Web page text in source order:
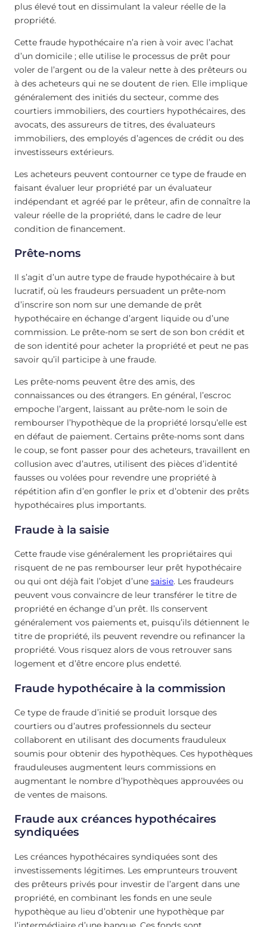
plus élevé tout en dissimulant la valeur réelle de la
propriété.
Cette fraude hypothécaire n’a rien à voir avec l’achat
d’un domicile ; elle utilise le processus de prêt pour
voler de l’argent ou de la valeur nette à des prêteurs ou
à des acheteurs qui ne se doutent de rien. Elle implique
généralement des initiés du secteur, comme des
courtiers immobiliers, des courtiers hypothécaires, des
avocats, des assureurs de titres, des évaluateurs
immobiliers, des employés d’agences de crédit ou des
investisseurs extérieurs.
Les acheteurs peuvent contourner ce type de fraude en
faisant évaluer leur propriété par un évaluateur
indépendant et agréé par le prêteur, afin de connaître la
valeur réelle de la propriété, dans le cadre de leur
condition de financement.
Prête-noms
Il s’agit d’un autre type de fraude hypothécaire à but
lucratif, où les fraudeurs persuadent un prête-nom
d’inscrire son nom sur une demande de prêt
hypothécaire en échange d’argent liquide ou d’une
commission. Le prête-nom se sert de son bon crédit et
de son identité pour acheter la propriété et peut ne pas
savoir qu’il participe à une fraude.
Les prête-noms peuvent être des amis, des
connaissances ou des étrangers. En général, l’escroc
empoche l’argent, laissant au prête-nom le soin de
rembourser l’hypothèque de la propriété lorsqu’elle est
en défaut de paiement. Certains prête-noms sont dans
le coup, se font passer pour des acheteurs, travaillent en
collusion avec d’autres, utilisent des pièces d’identité
fausses ou volées pour revendre une propriété à
répétition afin d’en gonfler le prix et d’obtenir des prêts
hypothécaires plus importants.
Fraude à la saisie
Cette fraude vise généralement les propriétaires qui
risquent de ne pas rembourser leur prêt hypothécaire
ou qui ont déjà fait l’objet d’une saisie. Les fraudeurs
peuvent vous convaincre de leur transférer le titre de
propriété en échange d’un prêt. Ils conservent
généralement vos paiements et, puisqu’ils détiennent le
titre de propriété, ils peuvent revendre ou refinancer la
propriété. Vous risquez alors de vous retrouver sans
logement et d’être encore plus endetté.
Fraude hypothécaire à la commission
Ce type de fraude d’initié se produit lorsque des
courtiers ou d’autres professionnels du secteur
collaborent en utilisant des documents frauduleux
soumis pour obtenir des hypothèques. Ces hypothèques
frauduleuses augmentent leurs commissions en
augmentant le nombre d’hypothèques approuvées ou
de ventes de maisons.
Fraude aux créances hypothécaires
syndiquées
Les créances hypothécaires syndiquées sont des
investissements légitimes. Les emprunteurs trouvent
des prêteurs privés pour investir de l’argent dans une
propriété, en combinant les fonds en une seule
hypothèque au lieu d’obtenir une hypothèque par